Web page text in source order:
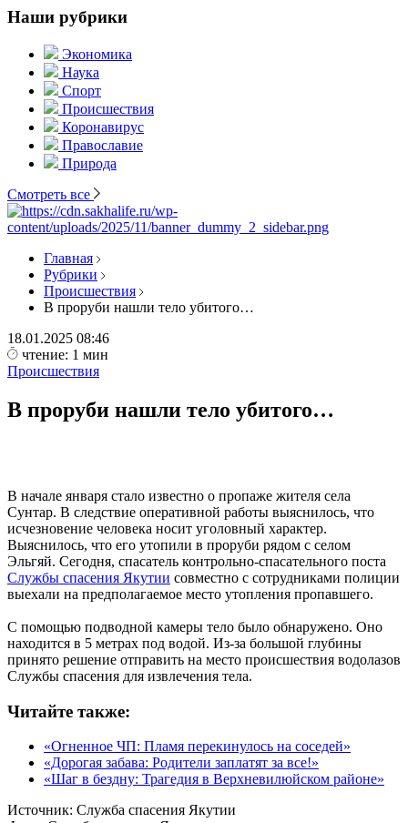
Наши рубрики
Экономика
Наука
Спорт
Происшествия
Коронавирус
Православие
Природа
Смотреть все
Главная
Рубрики
Происшествия
В проруби нашли тело убитого…
18.01.2025 08:46
чтение: 1 мин
Происшествия
В проруби нашли тело убитого…
В начале января стало известно о пропаже жителя села
Сунтар. В следствие оперативной работы выяснилось, что
исчезновение человека носит уголовный характер.
Выяснилось, что его утопили в проруби рядом с селом
Эльгяй. Сегодня, спасатель контрольно-спасательного поста
Службы спасения Якутии совместно с сотрудниками полиции
выехали на предполагаемое место утопления пропавшего.
С помощью подводной камеры тело было обнаружено. Оно
находится в 5 метрах под водой. Из-за большой глубины
принято решение отправить на место происшествия водолазов
Службы спасения для извлечения тела.
Читайте также:
«Огненное ЧП: Пламя перекинулось на соседей»
«Дорогая забава: Родители заплатят за все!»
«Шаг в бездну: Трагедия в Верхневилюйском районе»
Источник: Служба спасения Якутии